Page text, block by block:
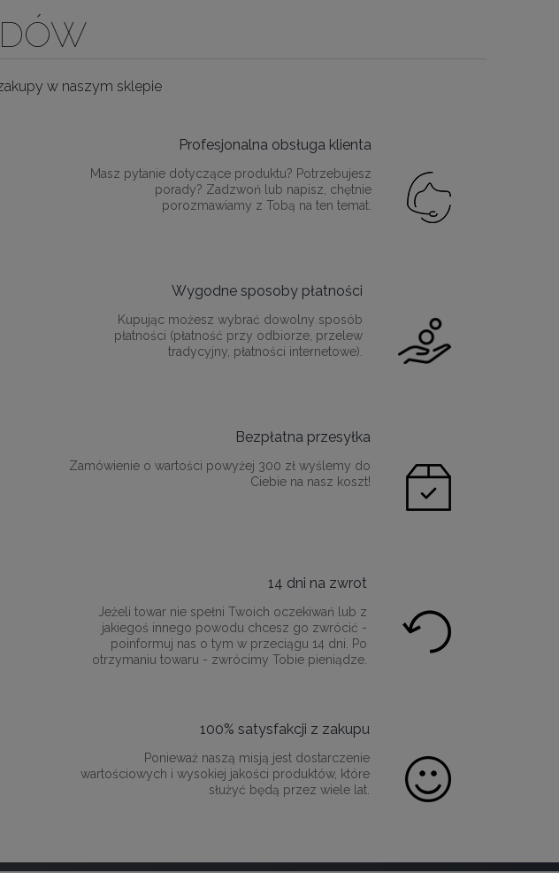
w naszym sklepie
Profesjonalna obsługa klienta
Masz pytanie dotyczące produktu? Potrzebujesz
porady? Zadzwoń lub napisz, chętnie
porozmawiamy z Tobą na ten temat.
Wygodne sposoby płatności
Kupując możesz wybrać dowolny sposób
płatności (płatność przy odbiorze, przelew
tradycyjny, płatności internetowe).
Bezpłatna przesyłka
Zamówienie o wartości powyżej 300 zł wyślemy do
Ciebie na nasz koszt!
14 dni na zwrot
Jeżeli towar nie spełni Twoich oczekiwań lub z
jakiegoś innego powodu chcesz go zwrócić -
poinformuj nas o tym w przeciągu 14 dni. Po
otrzymaniu towaru - zwrócimy Tobie pieniądze.
100% satysfakcji z zakupu
Ponieważ naszą misją jest dostarczenie
wartościowych i wysokiej jakości produktów, które
służyć będą przez wiele lat.